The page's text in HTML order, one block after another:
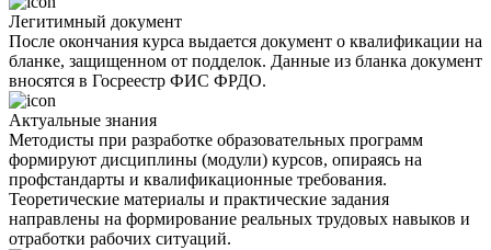
Легитимный документ
После окончания курса выдается документ о квалификации на
бланке, защищенном от подделок. Данные из бланка документ
вносятся в Госреестр ФИС ФРДО.
Актуальные знания
Методисты при разработке образовательных программ
формируют дисциплины (модули) курсов, опираясь на
профстандарты и квалификационные требования.
Теоретические материалы и практические задания
направлены на формирование реальных трудовых навыков и
отработки рабочих ситуаций.